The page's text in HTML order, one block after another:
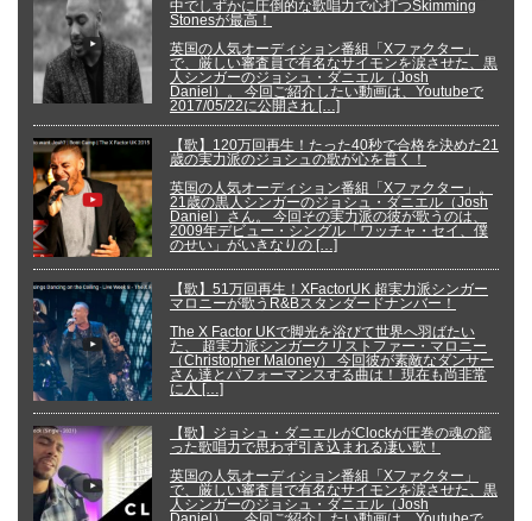
中でしずかに圧倒的な歌唱力で心打つSkimming
Stonesが最高！
英国の人気オーディション番組「Xファクター」
で、厳しい審査員で有名なサイモンを涙させた、黒
人シンガーのジョシュ・ダニエル（Josh
Daniel）。 今回ご紹介したい動画は、Youtubeで
2017/05/22に公開され […]
【歌】120万回再生！たった40秒で合格を決めた21
歳の実力派のジョシュの歌が心を貫く！
英国の人気オーディション番組「Xファクター」。
21歳の黒人シンガーのジョシュ・ダニエル（Josh
Daniel）さん。 今回その実力派の彼が歌うのは、
2009年デビュー・シングル「ワッチャ・セイ、僕
のせい」がいきなりの […]
【歌】51万回再生！XFactorUK 超実力派シンガー
マロニーが歌うR&Bスタンダードナンバー！
The X Factor UKで脚光を浴びて世界へ羽ばたい
た、 超実力派シンガークリストファー・マロニー
（Christopher Maloney） 今回彼が素敵なダンサー
さん達とパフォーマンスする曲は！ 現在も尚非常
に人 […]
【歌】ジョシュ・ダニエルがClockが圧巻の魂の籠
った歌唱力で思わず引き込まれる凄い歌！
英国の人気オーディション番組「Xファクター」
で、厳しい審査員で有名なサイモンを涙させた、黒
人シンガーのジョシュ・ダニエル（Josh